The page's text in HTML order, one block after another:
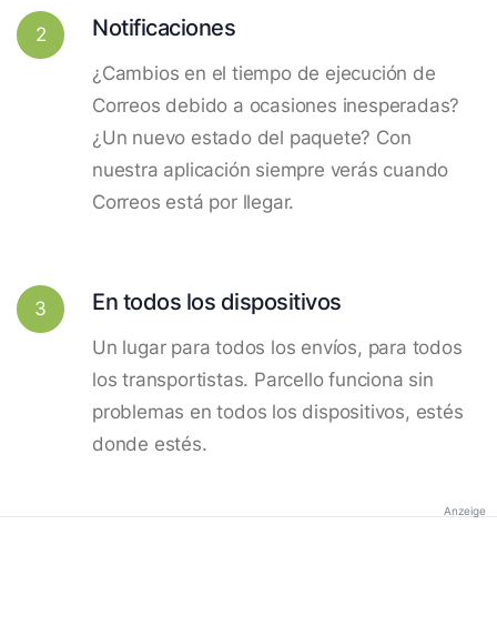
2 Notificaciones
¿Cambios en el tiempo de ejecución de
Correos debido a ocasiones inesperadas?
¿Un nuevo estado del paquete? Con
nuestra aplicación siempre verás cuando
Correos está por llegar.
3 En todos los dispositivos
Un lugar para todos los envíos, para todos
los transportistas. Parcello funciona sin
problemas en todos los dispositivos, estés
donde estés.
Anzeige